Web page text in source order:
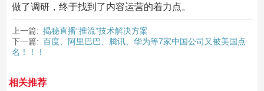
做了调研，终于找到了内容运营的着力点。
上一篇: 揭秘直播“推流”技术解决方案
下一篇: 百度、阿里巴巴、腾讯、华为等7家中国公司又被美国点
名！！！
相关推荐